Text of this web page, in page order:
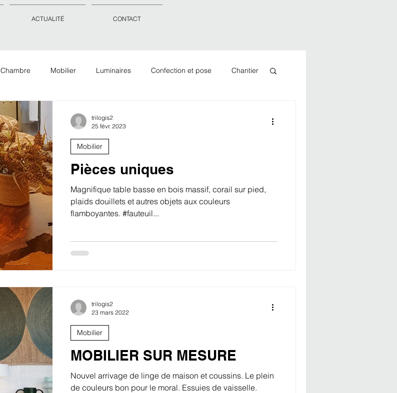
ACTUALITÉ CONTACT
Chambre Mobilier Luminaires Confection et pose Chantier
Accessoires
Pièces uniques
Magnifique table basse en bois massif, corail sur pied,
plaids douillets et autres objets aux couleurs
flamboyantes. #fauteuil...
Mobilier
trilogis2
25 févr. 2023
MOBILIER SUR MESURE
Nouvel arrivage de linge de maison et coussins. Le plein
de couleurs bon pour le moral. Essuies de vaisselle.
Mobilier
trilogis2
23 mars 2022